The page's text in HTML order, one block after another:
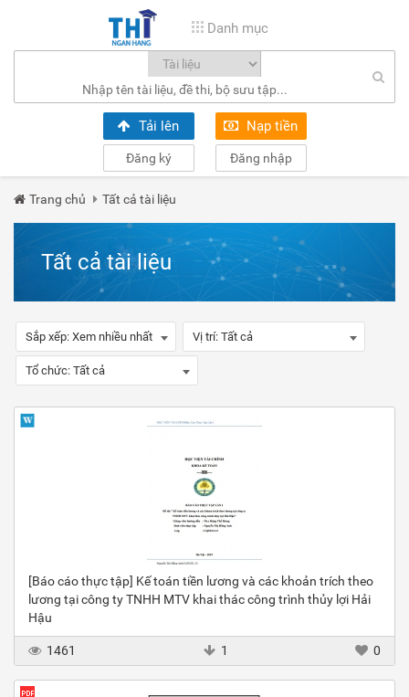
Danh mục
Tải lên Nạp tiền
Đăng ký Đăng nhập
Trang chủ Tất cả tài liệu
Tất cả tài liệu
Sắp xếp: Xem nhiều nhất Vị trí: Tất cả
Tổ chức: Tất cả
[Báo cáo thực tập] Kế toán tiền lương và các khoản trích theo
lương tại công ty TNHH MTV khai thác công trình thủy lợi Hải
Hậu
1461 1 0